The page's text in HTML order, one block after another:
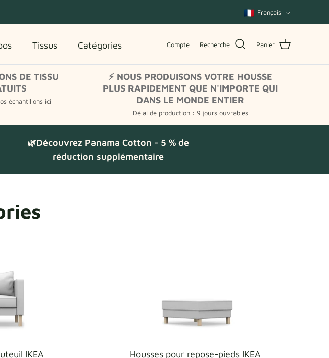
Langue
Français
Tissus Catégories Compte Recherche Panier
DE TISSU
échantillons ici
⚡ NOUS PRODUISONS VOTRE HOUSSE
PLUS RAPIDEMENT QUE N'IMPORTE QUI
DANS LE MONDE ENTIER
Délai de production : 9 jours ouvrables
🌿Découvrez Panama Cotton - 5 % de
réduction supplémentaire
IKEA Housses pour repose-pieds IKEA